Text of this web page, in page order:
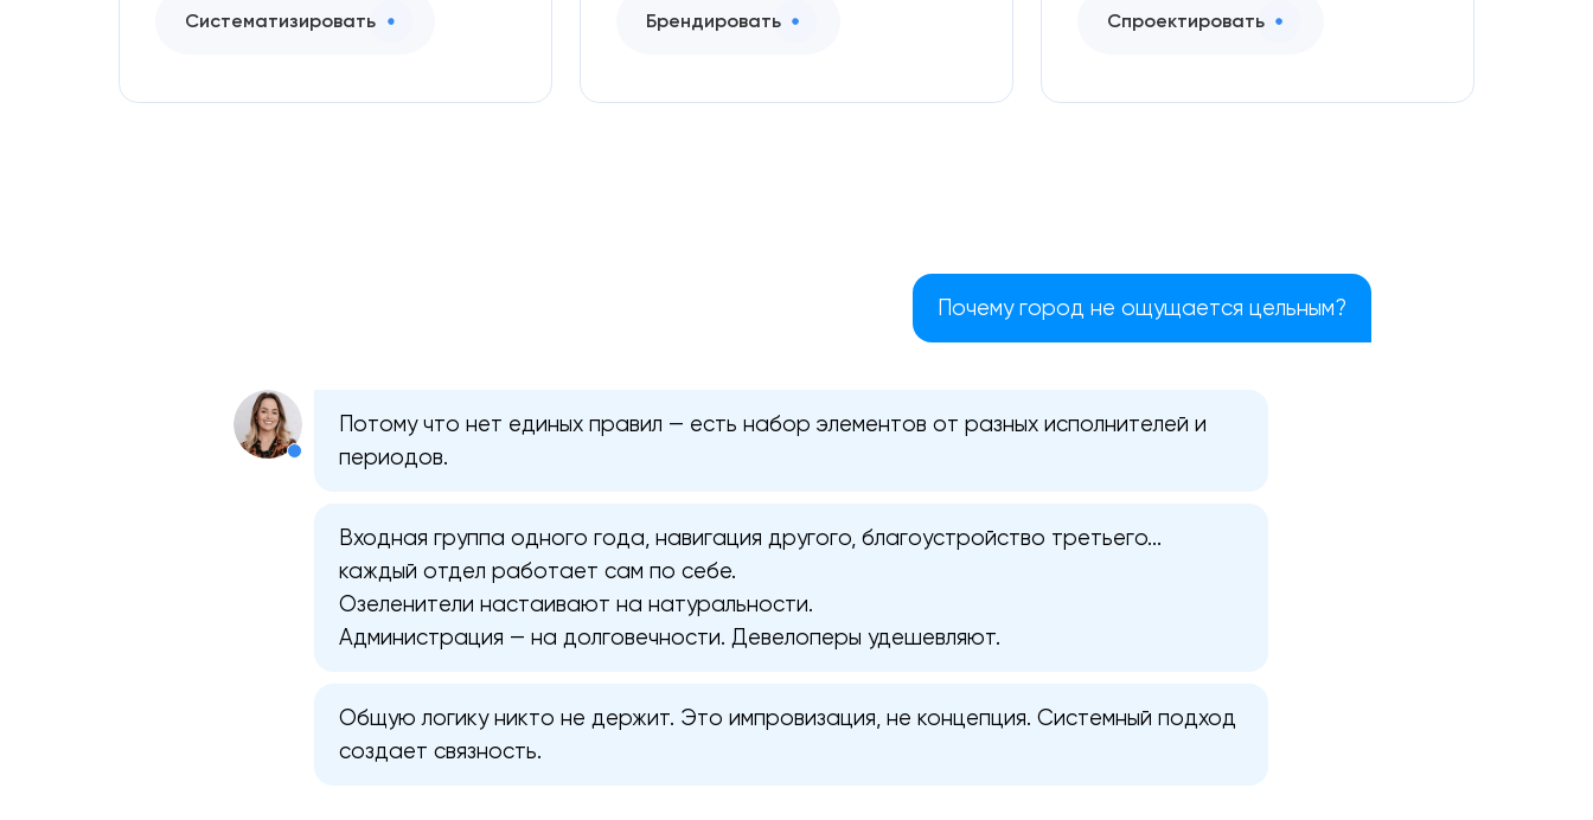
Спасибо
Систематизировать Брендировать Спроектировать
Почему город не ощущается цельным?
Потому что нет единых правил — есть набор элементов от разных исполнителей и
периодов.
Входная группа одного года, навигация другого, благоустройство третьего...
каждый отдел работает сам по себе.
Озеленители настаивают на натуральности.
Администрация — на долговечности. Девелоперы удешевляют.
Общую логику никто не держит. Это импровизация, не концепция. Системный подход
создает связность.
Спасибо
Мы свяжемся с вами в ближайшее